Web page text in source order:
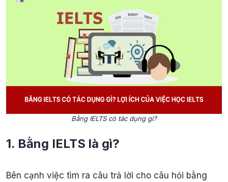
Bằng IELTS có tác dụng gì?
1. Bằng IELTS là gì?
Bên cạnh việc tìm ra câu trả lời cho câu hỏi bằng